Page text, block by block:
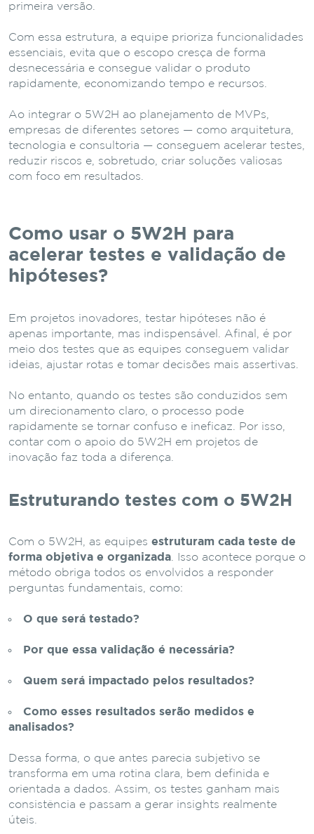
primeira versão.
Com essa estrutura, a equipe prioriza funcionalidades
essenciais, evita que o escopo cresça de forma
desnecessária e consegue validar o produto
rapidamente, economizando tempo e recursos.
Ao integrar o 5W2H ao planejamento de MVPs,
empresas de diferentes setores — como arquitetura,
tecnologia e consultoria — conseguem acelerar testes,
reduzir riscos e, sobretudo, criar soluções valiosas
com foco em resultados.
Como usar o 5W2H para
acelerar testes e validação de
hipóteses?
Em projetos inovadores, testar hipóteses não é
apenas importante, mas indispensável. Afinal, é por
meio dos testes que as equipes conseguem validar
ideias, ajustar rotas e tomar decisões mais assertivas.
No entanto, quando os testes são conduzidos sem
um direcionamento claro, o processo pode
rapidamente se tornar confuso e ineficaz. Por isso,
contar com o apoio do 5W2H em projetos de
inovação faz toda a diferença.
Estruturando testes com o 5W2H
Com o 5W2H, as equipes estruturam cada teste de
forma objetiva e organizada . Isso acontece porque o
método obriga todos os envolvidos a responder
perguntas fundamentais, como:
O que será testado?
Por que essa validação é necessária?
Quem será impactado pelos resultados?
Como esses resultados serão medidos e
analisados?
Dessa forma, o que antes parecia subjetivo se
transforma em uma rotina clara, bem definida e
orientada a dados. Assim, os testes ganham mais
consistência e passam a gerar insights realmente
úteis.